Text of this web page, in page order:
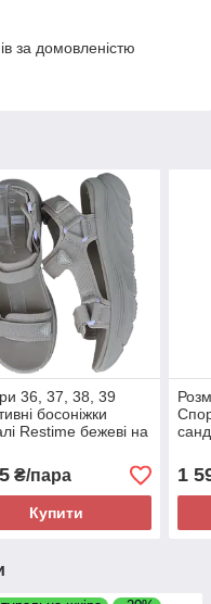
за домовленістю
36, 37, 38, 39
босоніжки
Restime бежеві на
₴/пара
Купити
1